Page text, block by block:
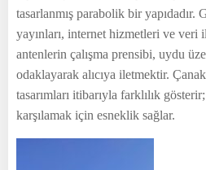
tasarlanmış parabolik bir
yayınları, internet hizmetleri ve veri
antenlerin çalışma prensibi, uydu
odaklayarak alıcıya iletmektir.
tasarımları itibarıyla farklılık
karşılamak için esneklik sağlar.